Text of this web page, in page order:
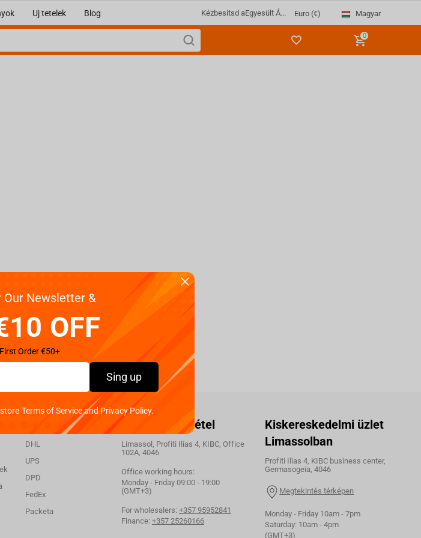
Uj tetelek Blog Kézbesítsd aEgyesült Á... Euro (€) Magyar
0
Szállítás
DHL
UPS
DPD
FedEx
Packeta
Kapcsolatfelvétel
Limassol, Profiti Ilias 4, KIBC, Office
102A, 4046
Office working hours:
Monday - Friday 09:00 - 19:00
(GMT+3)
For wholesalers: +357 95952841
Finance: +357 25260166
Kiskereskedelmi üzlet
Limassolban
Profiti Ilias 4, KIBC business center,
Germasogeia, 4046
Megtekintés térképen
Monday - Friday 10am - 7pm
Saturday: 10am - 4pm
(GMT+3)
Our Newsletter &
OFF
Order €50+
Sing up
Terms of Service and Privacy Policy.